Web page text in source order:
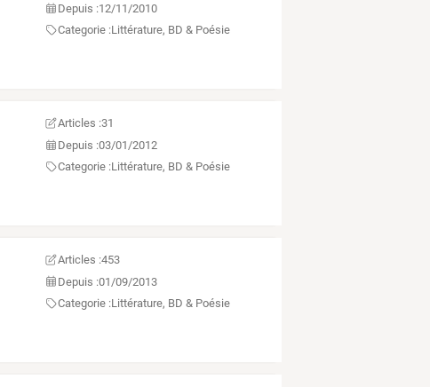
Depuis :12/11/2010
Categorie :Littérature, BD & Poésie
Articles :31
Depuis :03/01/2012
Categorie :Littérature, BD & Poésie
Articles :453
Depuis :01/09/2013
Categorie :Littérature, BD & Poésie